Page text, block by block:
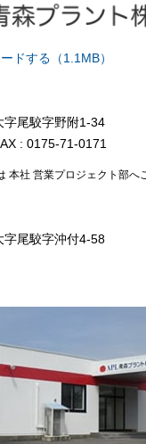
ドする（1.1MB）
字尾駮字野附1-34
: 0175-71-0171
社 営業プロジェクト部へ
字尾駮字沖付4-58